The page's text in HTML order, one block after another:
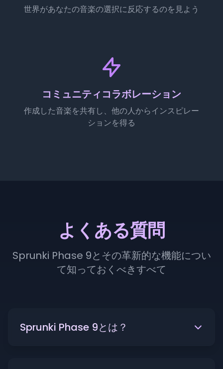
世界があなたの音楽の選択に反応するのを見よう
コミュニティコラボレーション
作成した音楽を共有し、他の人からインスピレー
ションを得る
よくある質問
Sprunki Phase 9とその革新的な機能につい
て知っておくべきすべて
Sprunki Phase 9とは？